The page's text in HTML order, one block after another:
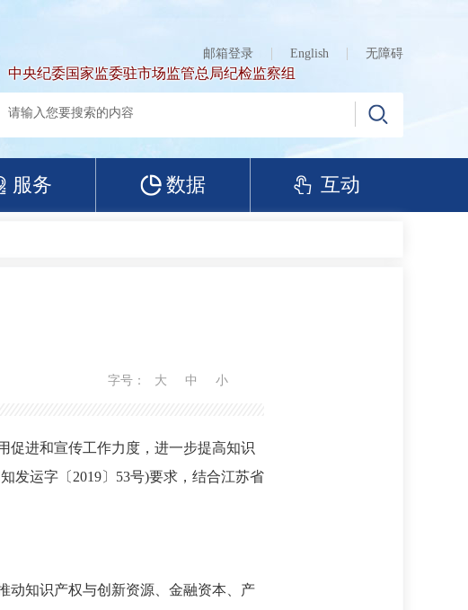
邮箱登录 English 无障碍
中央纪委国家监委驻市场监管总局纪检监察组
服务 数据 互动
字号： 大 中 小
进和宣传工作力度，进一步提高知识
发运字〔2019〕53号)要求，结合江苏省
知识产权与创新资源、金融资本、产